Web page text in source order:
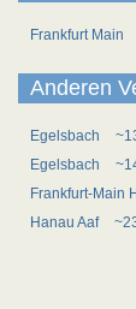
Frankfurt Main
Anderen
Egelsbach
Egelsbach
Frankfurt-Main
Hanau Aaf